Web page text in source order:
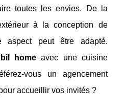
toutes les envies. De la
à la conception de
aspect peut être adapté.
home avec une cuisine
vous un agencement
accueillir vos invités ?